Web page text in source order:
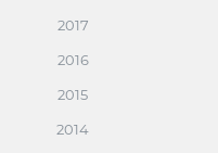
2017
2016
2015
2014